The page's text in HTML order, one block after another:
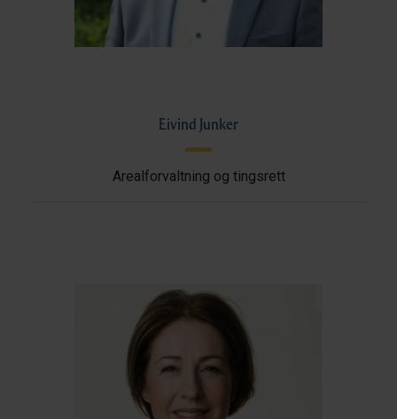
Eivind Junker
Arealforvaltning og tingsrett